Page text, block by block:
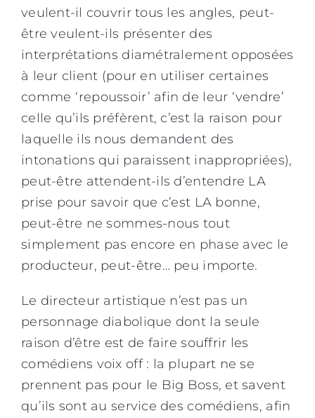
veulent-il couvrir tous les angles, peut-
être veulent-ils présenter des
interprétations diamétralement opposées
à leur client (pour en utiliser certaines
comme ‘repoussoir’ afin de leur ‘vendre’
celle qu’ils préfèrent, c’est la raison pour
laquelle ils nous demandent des
intonations qui paraissent inappropriées),
peut-être attendent-ils d’entendre LA
prise pour savoir que c’est LA bonne,
peut-être ne sommes-nous tout
simplement pas encore en phase avec le
producteur, peut-être… peu importe.
Le directeur artistique n’est pas un
personnage diabolique dont la seule
raison d’être est de faire souffrir les
comédiens voix off : la plupart ne se
prennent pas pour le Big Boss, et savent
qu’ils sont au service des comédiens, afin